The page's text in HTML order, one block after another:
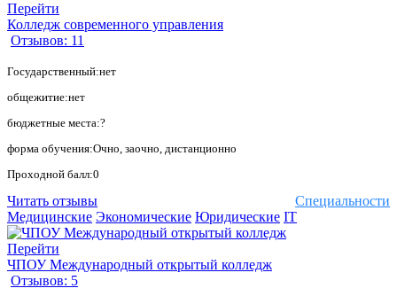
Перейти
Колледж современного управления
Отзывов: 11
Государственный:нет
общежитие:нет
бюджетные места:?
форма обучения:Очно, заочно, дистанционно
Проходной балл:0
Специальности
Читать отзывы
Медицинские Экономические Юридические IT
Перейти
ЧПОУ Международный открытый колледж
Отзывов: 5